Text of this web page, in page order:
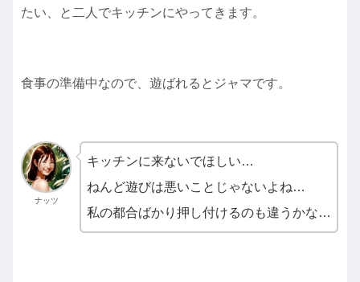
たい、と二人でキッチンにやってきます。
食事の準備中なので、遊ばれるとジャマです。
ナッツ
キッチンに来ないでほしい…
ねんど遊びは悪いことじゃないよね…
私の都合ばかり押し付けるのも違うかな…